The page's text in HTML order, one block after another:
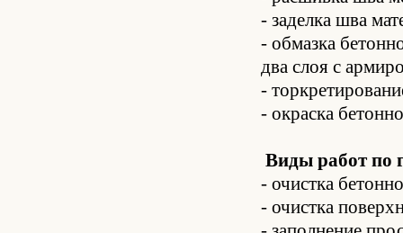
- заделка шва
- обмазка
два слоя с
-
- окраска
Виды работ по
- очистка
- очистка